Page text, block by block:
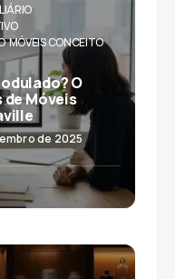
MÓVEIS CONCEITO
O
de Móveis
de 2025